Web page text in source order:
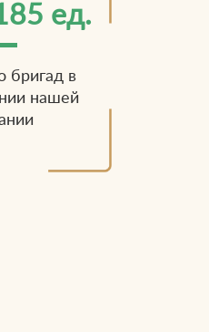
ед.
бригад в
нашей